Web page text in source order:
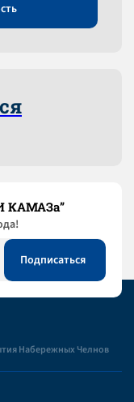
КАМАЗа”
Набережных Челнов